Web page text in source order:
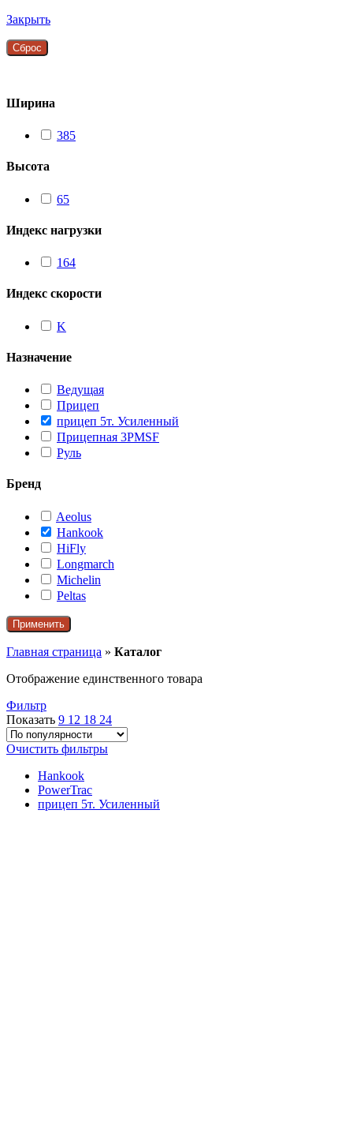
Закрыть
Сброc
Ширина
385
Высота
65
Индекс нагрузки
164
Индекс скорости
K
Назначение
Ведущая
Прицеп
прицеп 5т. Усиленный
Прицепная 3PMSF
Руль
Бренд
Aeolus
Hankook
HiFly
Longmarch
Michelin
Peltas
Применить
Главная страница » Каталог
Отображение единственного товара
Фильтр
Показать 9 12 18 24
Очистить фильтры
Hankook
PowerTrac
прицеп 5т. Усиленный